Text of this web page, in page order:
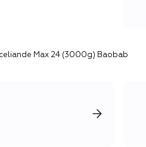
Max 24 (3000g) Baobab